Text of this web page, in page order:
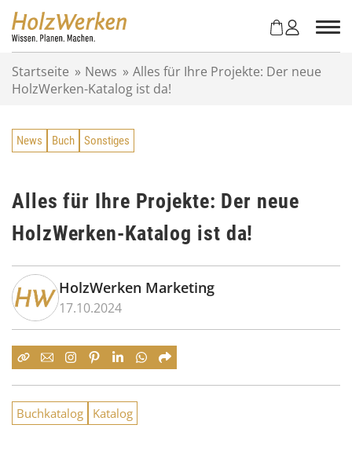
Startseite » News » Alles für Ihre Projekte: Der neue
HolzWerken-Katalog ist da!
News Buch Sonstiges
Alles für Ihre Projekte: Der neue
HolzWerken-Katalog ist da!
HolzWerken Marketing
17.10.2024
Buchkatalog Katalog